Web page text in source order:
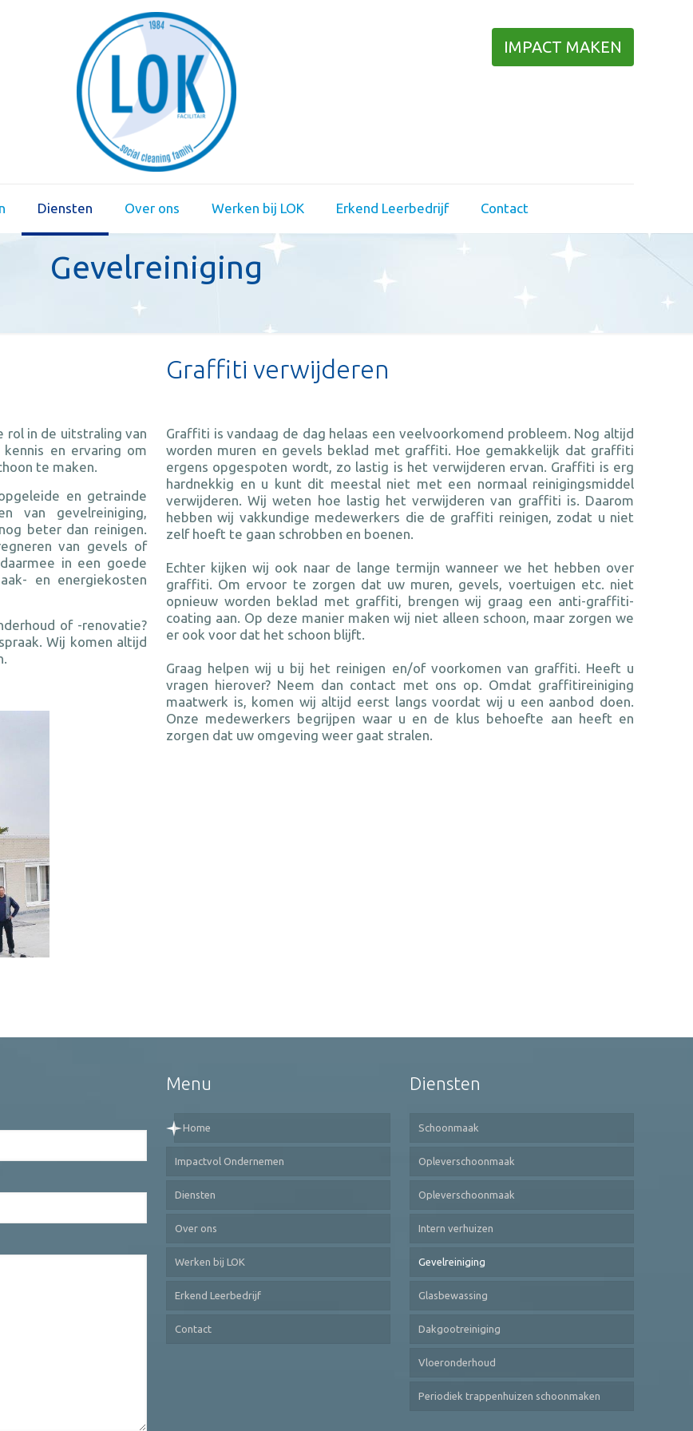
Diensten Over ons Werken bij LOK Erkend Leerbedrijf Contact
IMPACT MAKEN
Gevelreiniging
rol in de uitstraling van
en ervaring om
te maken.
en getrainde
van gevelreiniging,
beter dan reinigen.
van gevels of
in een goede
en energiekosten
of -renovatie?
Wij komen altijd
Graffiti verwijderen
Graffiti is vandaag de dag helaas een veelvoorkomend probleem. Nog altijd
worden muren en gevels beklad met graffiti. Hoe gemakkelijk dat graffiti
ergens opgespoten wordt, zo lastig is het verwijderen ervan. Graffiti is erg
hardnekkig en u kunt dit meestal niet met een normaal reinigingsmiddel
verwijderen. Wij weten hoe lastig het verwijderen van graffiti is. Daarom
hebben wij vakkundige medewerkers die de graffiti reinigen, zodat u niet
zelf hoeft te gaan schrobben en boenen.
Echter kijken wij ook naar de lange termijn wanneer we het hebben over
graffiti. Om ervoor te zorgen dat uw muren, gevels, voertuigen etc. niet
opnieuw worden beklad met graffiti, brengen wij graag een anti-graffiti-
coating aan. Op deze manier maken wij niet alleen schoon, maar zorgen we
er ook voor dat het schoon blijft.
Graag helpen wij u bij het reinigen en/of voorkomen van graffiti. Heeft u
vragen hierover? Neem dan contact met ons op. Omdat graffitireiniging
maatwerk is, komen wij altijd eerst langs voordat wij u een aanbod doen.
Onze medewerkers begrijpen waar u en de klus behoefte aan heeft en
zorgen dat uw omgeving weer gaat stralen.
Menu
Home
Impactvol Ondernemen
Diensten
Over ons
Werken bij LOK
Erkend Leerbedrijf
Contact
Diensten
Schoonmaak
Opleverschoonmaak
Opleverschoonmaak
Intern verhuizen
Gevelreiniging
Glasbewassing
Dakgootreiniging
Vloeronderhoud
Periodiek trappenhuizen schoonmaken